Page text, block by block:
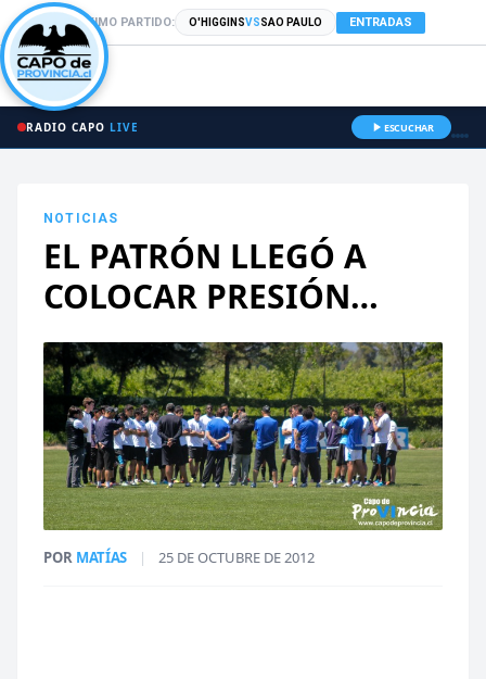
PRÓXIMO PARTIDO: O'HIGGINSVSSAO PAULO ENTRADAS
RADIO CAPO LIVE ESCUCHAR
NOTICIAS
EL PATRÓN LLEGÓ A
COLOCAR PRESIÓN…
POR MATÍAS | 25 DE OCTUBRE DE 2012